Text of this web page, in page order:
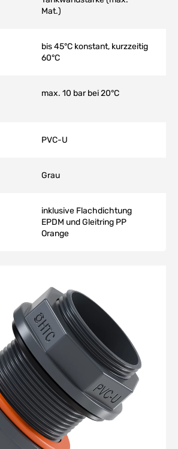
Mat.)
bis 45°C konstant, kurzzeitig
60°C
max. 10 bar bei 20°C
PVC-U
Grau
inklusive Flachdichtung
EPDM und Gleitring PP
Orange